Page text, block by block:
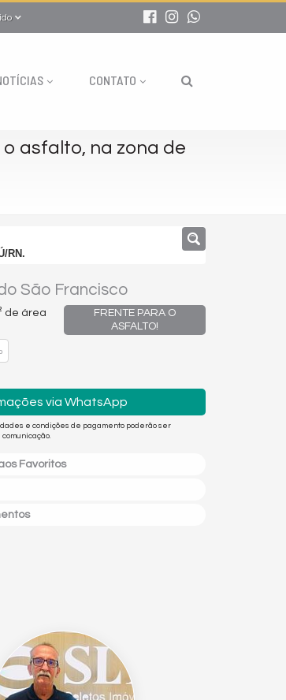
CONTATO
asfalto, na zona de
RN.
São Francisco
FRENTE PARA O
ASFALTO!
de área
via WhatsApp
e condições de pagamento poderão ser
Favoritos